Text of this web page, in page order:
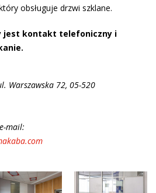
obsługuje drzwi szklane.
jest kontakt telefoniczny i
Warszawska 72, 05-520
mail: